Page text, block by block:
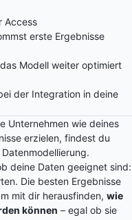
Access
erste Ergebnisse
Modell weiter optimiert
der Integration in deine
Unternehmen wie deines
erzielen, findest du
deine Daten geeignet sind:
Die besten Ergebnisse
mit dir herausfinden, wie
können – egal ob sie